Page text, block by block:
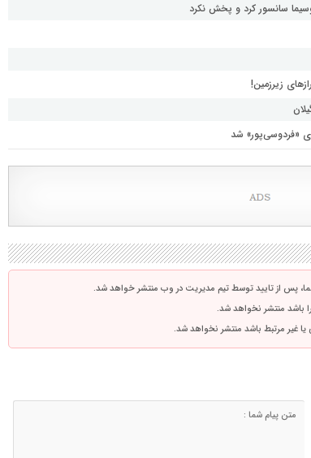
سانسور کرد و پخش نکرد
زیرزمین!
«فردوسی‌پور» شد
پس از تایید توسط تیم مدیریت در وب منتشر خواهد شد.
باشد منتشر نخواهد شد.
یا غیر مرتبط باشد منتشر نخواهد شد.